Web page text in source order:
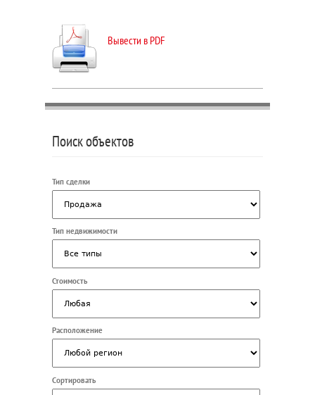
Вывести в PDF
Поиск объектов
Тип сделки
Тип недвижимости
Стоимость
Расположение
Сортировать